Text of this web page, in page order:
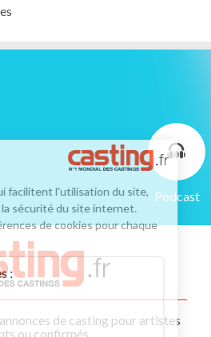
Podcast
de casting pour artistes
ou confirmés
facilitent l'utilisation du site,
la sécurité du site internet.
de cookies pour chaque
: